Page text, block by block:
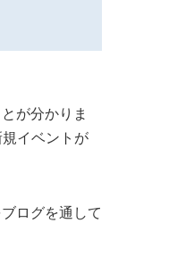
が分かりま
イベントが
ログを通して